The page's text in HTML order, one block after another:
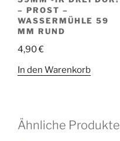
– PROST –
WASSERMÜHLE 59
MM RUND
4,90€
In den Warenkorb
Ähnliche Produkte